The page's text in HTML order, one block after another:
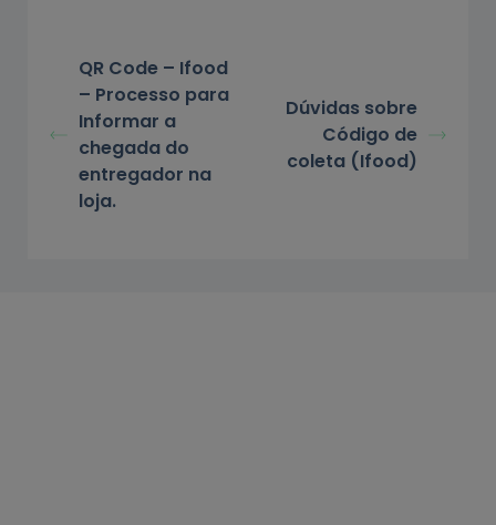
QR Code – Ifood
– Processo para
Informar a
chegada do
entregador na
loja.
Dúvidas sobre
Código de
coleta (Ifood)